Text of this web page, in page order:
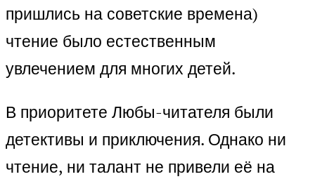
пришлись на советские времена)
чтение было естественным
увлечением для многих детей.
В приоритете Любы-читателя были
детективы и приключения. Однако ни
чтение, ни талант не привели её на